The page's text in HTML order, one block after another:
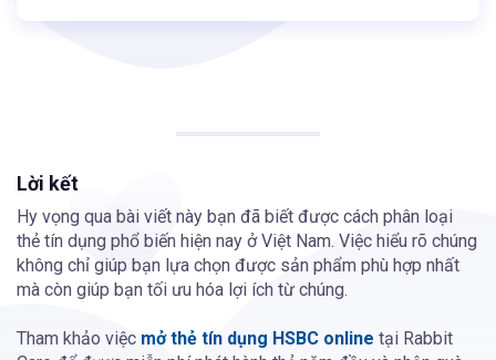
Lời kết
Hy vọng qua bài viết này bạn đã biết được cách phân loại
thẻ tín dụng phổ biến hiện nay ở Việt Nam. Việc hiểu rõ chúng
không chỉ giúp bạn lựa chọn được sản phẩm phù hợp nhất
mà còn giúp bạn tối ưu hóa lợi ích từ chúng.
Tham khảo việc mở thẻ tín dụng HSBC online tại Rabbit